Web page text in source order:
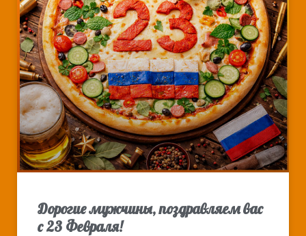
Дорогие мужчины, поздравляем вас
с 23 Февраля!